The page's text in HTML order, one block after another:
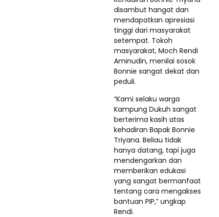
disambut hangat dan
mendapatkan apresiasi
tinggi dari masyarakat
setempat. Tokoh
masyarakat, Moch Rendi
Aminudin, menilai sosok
Bonnie sangat dekat dan
peduli.
“Kami selaku warga
Kampung Dukuh sangat
berterima kasih atas
kehadiran Bapak Bonnie
Triyana. Beliau tidak
hanya datang, tapi juga
mendengarkan dan
memberikan edukasi
yang sangat bermanfaat
tentang cara mengakses
bantuan PIP,” ungkap
Rendi.